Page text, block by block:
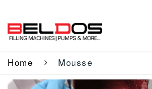
Home Mousse